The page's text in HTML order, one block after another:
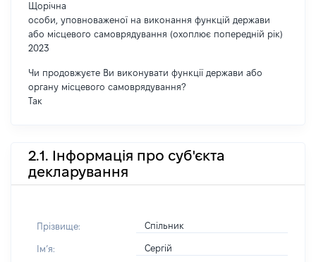
Щорічна
особи, уповноваженої на виконання функцій держави
або місцевого самоврядування (охоплює попередній рік)
2023
Чи продовжуєте Ви виконувати функції держави або
органу місцевого самоврядування?
Так
2.1. Інформація про суб'єкта
декларування
Прізвище: Спільник
Імʼя: Сергій